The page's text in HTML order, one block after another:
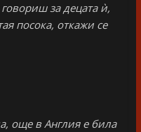
за децата ѝ,
посока, откажи се
още в Англия е била